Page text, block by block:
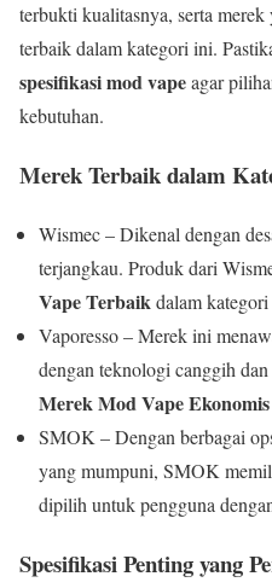
terbukti kualitasnya, serta
terbaik dalam kategori ini.
spesifikasi mod vapeagar
kebutuhan.
Merek Terbaik dalam
Wismec – Dikenal dengan
terjangkau. Produk dari
Vape Terbaikdalam
Vaporesso – Merek ini
dengan teknologi canggih
Merek Mod Vape Ekonomis
SMOK – Dengan berbagai
yang mumpuni, SMOK
dipilih untuk pengguna
Spesifikasi Penting yang